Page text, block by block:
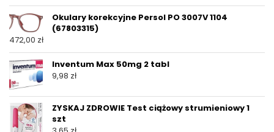
Okulary korekcyjne Persol PO 3007V 1104
(67803315)
472,00 zł
Inventum Max 50mg 2 tabl
9,98 zł
ZYSKAJ ZDROWIE Test ciążowy strumieniowy 1
szt